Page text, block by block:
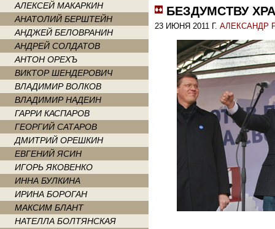
АЛЕКСЕЙ МАКАРКИН
АНАТОЛИЙ БЕРШТЕЙН
АНДЖЕЙ БЕЛОВРАНИН
АНДРЕЙ СОЛДАТОВ
АНТОН ОРЕХЪ
ВИКТОР ШЕНДЕРОВИЧ
ВЛАДИМИР ВОЛКОВ
ВЛАДИМИР НАДЕИН
ГАРРИ КАСПАРОВ
ГЕОРГИЙ САТАРОВ
ДМИТРИЙ ОРЕШКИН
ЕВГЕНИЙ ЯСИН
ИГОРЬ ЯКОВЕНКО
ИННА БУЛКИНА
ИРИНА БОРОГАН
МАКСИМ БЛАНТ
НАТЕЛЛА БОЛТЯНСКАЯ
БЕЗДУМСТВУ
23 ИЮНЯ 2011 Г. АЛЕКСАНДР